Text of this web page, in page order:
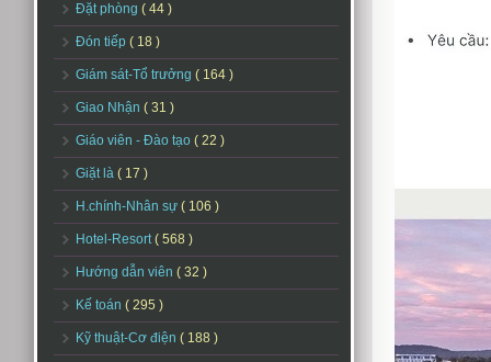
Đặt phòng ( 44 )
Đón tiếp ( 18 )
Giám sát-Tổ trưởng ( 164 )
Giao Nhận ( 31 )
Giáo viên - Đào tạo ( 22 )
Giặt là ( 17 )
H.chính-Nhân sự ( 106 )
Hotel-Resort( 568 )
Hướng dẫn viên ( 32 )
Kế toán ( 295 )
Kỹ thuật-Cơ điện ( 188 )